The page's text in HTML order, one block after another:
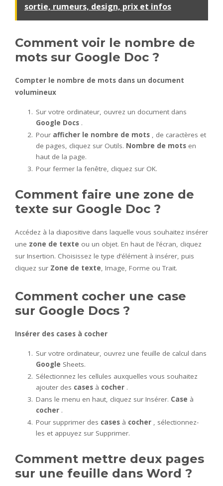
sortie, rumeurs, design, prix et infos
Comment voir le nombre de
mots sur Google Doc ?
Compter le nombre de mots dans un document
volumineux
Sur votre ordinateur, ouvrez un document dans
Google Docs .
Pour afficher le nombre de mots , de caractères et
de pages, cliquez sur Outils. Nombre de mots en
haut de la page.
Pour fermer la fenêtre, cliquez sur OK.
Comment faire une zone de
texte sur Google Doc ?
Accédez à la diapositive dans laquelle vous souhaitez insérer
une zone de texte ou un objet. En haut de l’écran, cliquez
sur Insertion. Choisissez le type d’élément à insérer, puis
cliquez sur Zone de texte, Image, Forme ou Trait.
Comment cocher une case
sur Google Docs ?
Insérer des cases à cocher
Sur votre ordinateur, ouvrez une feuille de calcul dans
Google Sheets.
Sélectionnez les cellules auxquelles vous souhaitez
ajouter des cases à cocher .
Dans le menu en haut, cliquez sur Insérer. Case à
cocher .
Pour supprimer des cases à cocher , sélectionnez-
les et appuyez sur Supprimer.
Comment mettre deux pages
sur une feuille dans Word ?